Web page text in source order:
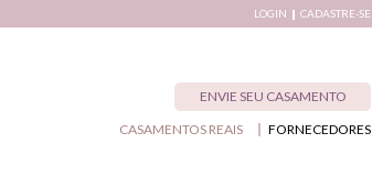
LOGIN CADASTRE-SE
ENVIE SEU CASAMENTO
FORNECEDORES
CASAMENTOS REAIS